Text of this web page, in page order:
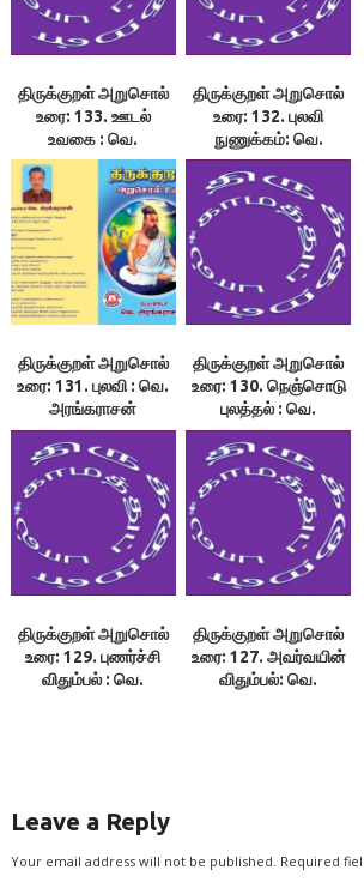
திருக்குறள் அறுசொல்
உரை: 133. ஊடல்
உவகை : வெ.
அரங்கராசன்
திருக்குறள் அறுசொல்
உரை: 132. புலவி
நுணுக்கம்: வெ.
அரங்கராசன்
திருக்குறள் அறுசொல்
உரை: 131. புலவி : வெ.
அரங்கராசன்
திருக்குறள் அறுசொல்
உரை: 130. நெஞ்சொடு
புலத்தல் : வெ.
அரங்கராசன்
திருக்குறள் அறுசொல்
உரை: 129. புணர்ச்சி
விதும்பல் : வெ.
திருக்குறள் அறுசொல்
உரை: 127. அவர்வயின்
விதும்பல்: வெ.
Leave a Reply
Your email address will not be published. Required